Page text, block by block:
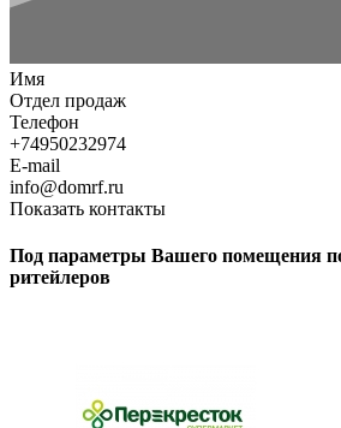
Имя
Отдел продаж
Телефон
+74950232974
E-mail
info@domrf.ru
Показать контакты
Под параметры Вашего помещения
ритейлеров